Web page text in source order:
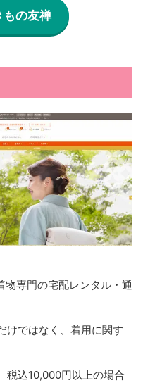
もの友禅
物専門の宅配レンタル・通
けではなく、着用に関す
税込10,000円以上の場合